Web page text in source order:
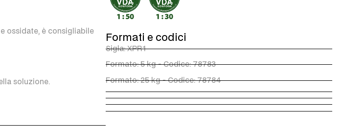
ossidate, è consigliabile
soluzione.
Formati e codici
Sigla: XPR1
Formato: 5 kg - Codice: 78783
Formato: 25 kg - Codice: 78784